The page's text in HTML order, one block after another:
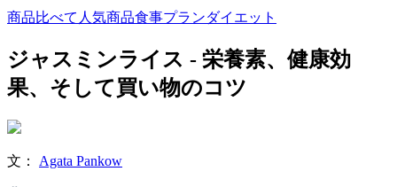
商品比べて 人気商品食事プランダイエット
ジャスミンライス - 栄養素、健康効
果、そして買い物のコツ
文： Agata Pankow